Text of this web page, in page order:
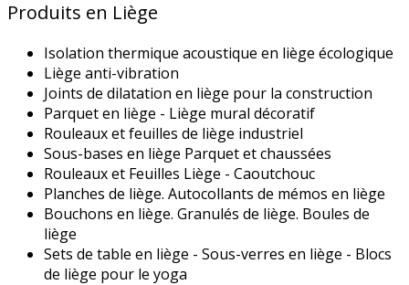
Produits en Liège
Isolation thermique acoustique en liège écologique
Liège anti-vibration
Joints de dilatation en liège pour la construction
Parquet en liège - Liège mural décoratif
Rouleaux et feuilles de liège industriel
Sous-bases en liège Parquet et chaussées
Rouleaux et Feuilles Liège - Caoutchouc
Planches de liège. Autocollants de mémos en liège
Bouchons en liège. Granulés de liège. Boules de
liège
Sets de table en liège - Sous-verres en liège - Blocs
de liège pour le yoga